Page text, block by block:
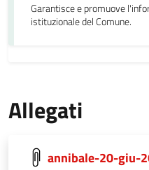
Garantisce e promuove
istituzionale del Comune.
Allegati
annibale-20-giu-